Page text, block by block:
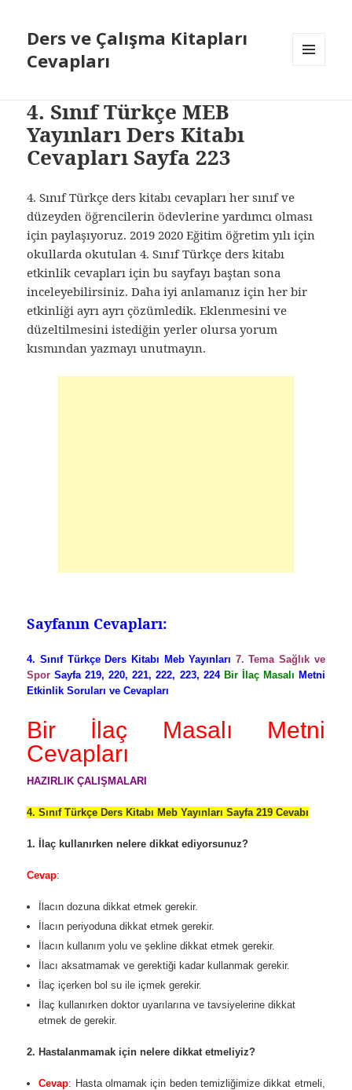
Ders ve Çalışma Kitapları
Cevapları
4. Sınıf Türkçe MEB
Yayınları Ders Kitabı
Cevapları Sayfa 223
4. Sınıf Türkçe ders kitabı cevapları her sınıf ve
düzeyden öğrencilerin ödevlerine yardımcı olması
için paylaşıyoruz. 2019 2020 Eğitim öğretim yılı için
okullarda okutulan 4. Sınıf Türkçe ders kitabı
etkinlik cevapları için bu sayfayı baştan sona
inceleyebilirsiniz. Daha iyi anlamanız için her bir
etkinliği ayrı ayrı çözümledik. Eklenmesini ve
düzeltilmesini istediğin yerler olursa yorum
kısmından yazmayı unutmayın.
Sayfanın Cevapları:
4. Sınıf Türkçe Ders Kitabı Meb Yayınları 7. Tema Sağlık ve
Spor Sayfa 219, 220, 221, 222, 223, 224 Bir İlaç Masalı Metni
Etkinlik Soruları ve Cevapları
Bir İlaç Masalı Metni
Cevapları
HAZIRLIK ÇALIŞMALARI
4. Sınıf Türkçe Ders Kitabı Meb Yayınları Sayfa 219 Cevabı
1. İlaç kullanırken nelere dikkat ediyorsunuz?
Cevap:
İlacın dozuna dikkat etmek gerekir.
İlacın periyoduna dikkat etmek gerekir.
İlacın kullanım yolu ve şekline dikkat etmek gerekir.
İlacı aksatmamak ve gerektiği kadar kullanmak gerekir.
İlaç içerken bol su ile içmek gerekir.
İlaç kullanırken doktor uyarılarına ve tavsiyelerine dikkat
etmek de gerekir.
2. Hastalanmamak için nelere dikkat etmeliyiz?
Cevap: Hasta olmamak için beden temizliğimize dikkat etmeli,